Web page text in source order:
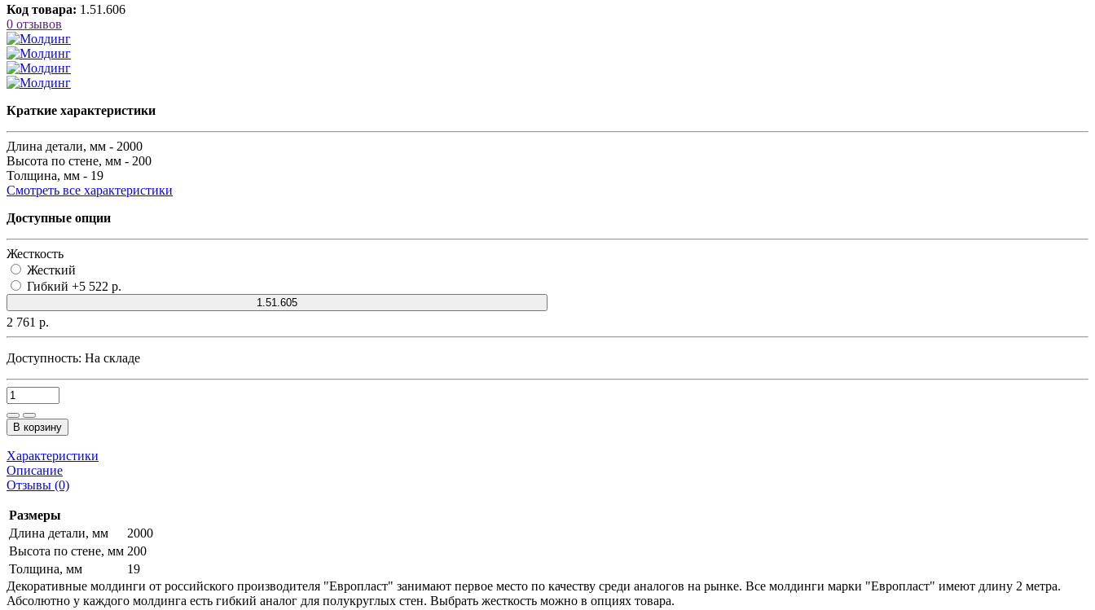
Код товара: 1.51.606
0 отзывов
Краткие характеристики
Длина детали, мм - 2000
Высота по стене, мм - 200
Толщина, мм - 19
Смотреть все характеристики
Доступные опции
Жесткость
Жесткий
Гибкий +5 522 р.
1.51.605
2 761 р.
Доступность: На складе
В корзину
Характеристики
Описание
Отзывы (0)
Размеры
Длина детали, мм
2000
Высота по стене, мм 200
Толщина, мм
19
Декоративные молдинги от российского производителя "Европласт" занимают первое место по качеству среди аналогов на рынке. Все молдинги марки "Европласт" имеют длину 2 метра.
Абсолютно у каждого молдинга есть гибкий аналог для полукруглых стен. Выбрать жесткость можно в опциях товара.